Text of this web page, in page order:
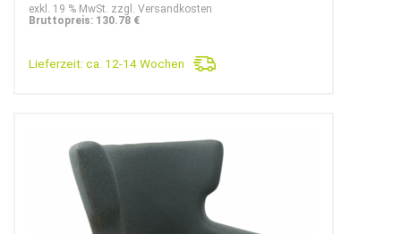
exkl. 19 % MwSt. zzgl. Versandkosten
Bruttopreis: 130.78 €
Lieferzeit: ca. 12-14 Wochen